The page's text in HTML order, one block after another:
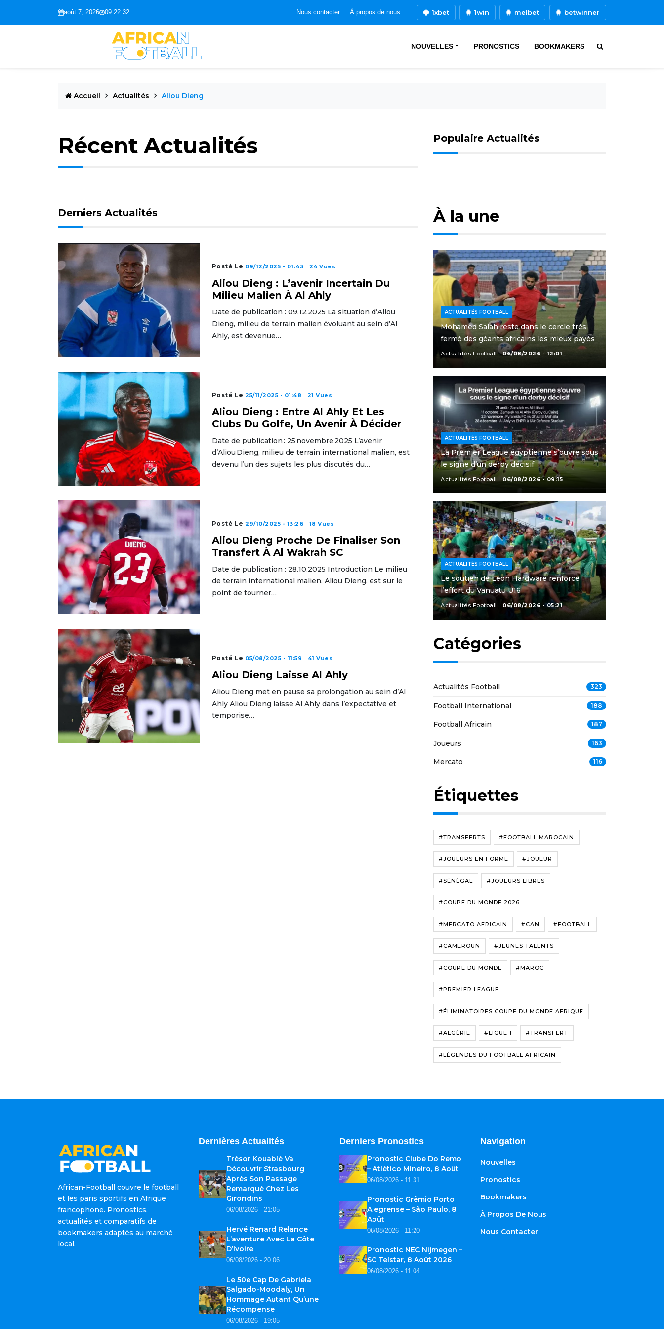
août 7, 2026 09:22:33 Nous contacter À propos de nous 1xbet 1win melbet betwinner
NOUVELLES PRONOSTICS BOOKMAKERS
Accueil Actualités Aliou Dieng
Récent Actualités Populaire Actualités
Derniers Actualités
Posté Le 09/12/2025 - 01:43 24 Vues
Aliou Dieng : L’avenir Incertain Du
Milieu Malien À Al Ahly
Date de publication : 09.12.2025 La situation d’Aliou
Dieng, milieu de terrain malien évoluant au sein d’Al
Ahly, est devenue…
Posté Le25/11/2025 - 01:48 21 Vues
Aliou Dieng : Entre Al Ahly Et Les
Clubs Du Golfe, Un Avenir À Décider
Date de publication : 25 novembre 2025 L’avenir
d’Aliou Dieng, milieu de terrain international malien, est
devenu l’un des sujets les plus discutés du…
Posté Le29/10/2025 - 13:26 18 Vues
Aliou Dieng Proche De Finaliser Son
Transfert À Al Wakrah SC
Date de publication : 28.10.2025 Introduction Le milieu
de terrain international malien, Aliou Dieng, est sur le
point de tourner…
Posté Le 05/08/2025 - 11:59 41 Vues
Aliou Dieng Laisse Al Ahly
Aliou Dieng met en pause sa prolongation au sein d’Al
Ahly Aliou Dieng laisse Al Ahly dans l’expectative et
temporise…
À la une
ACTUALITÉS FOOTBALL
Mohamed Salah reste dans le cercle très
fermé des géants africains les mieux payés
Actualités Football 06/08/2026 - 12:01
ACTUALITÉS FOOTBALL
La Premier League égyptienne s’ouvre sous
le signe d’un derby décisif
Actualités Football 06/08/2026 - 09:15
ACTUALITÉS FOOTBALL
Le soutien de Leon Hardware renforce
l’effort du Vanuatu U16
Actualités Football 06/08/2026 - 05:21
Catégories
Actualités Football 323
Football International 188
Football Africain 187
Joueurs 163
Mercato 116
Étiquettes
#TRANSFERTS #FOOTBALL MAROCAIN
#JOUEURS EN FORME #JOUEUR
#SÉNÉGAL #JOUEURS LIBRES
#COUPE DU MONDE 2026
#MERCATO AFRICAIN #CAN #FOOTBALL
#CAMEROUN #JEUNES TALENTS
#COUPE DU MONDE #MAROC
#PREMIER LEAGUE
#ÉLIMINATOIRES COUPE DU MONDE AFRIQUE
#ALGÉRIE #LIGUE 1 #TRANSFERT
#LÉGENDES DU FOOTBALL AFRICAIN
African-Football couvre le football
et les paris sportifs en Afrique
francophone. Pronostics,
actualités et comparatifs de
bookmakers adaptés au marché
local.
Dernières Actualités
Trésor Kouablé Va
Découvrir Strasbourg
Après Son Passage
Remarqué Chez Les
Girondins
06/08/2026 - 21:05
Hervé Renard Relance
L’aventure Avec La Côte
D’Ivoire
06/08/2026 - 20:06
Le 50e Cap De Gabriela
Salgado-Moodaly, Un
Hommage Autant Qu’une
Récompense
06/08/2026 - 19:05
Derniers Pronostics
Pronostic Clube Do Remo
– Atlético Mineiro, 8 Août
06/08/2026 - 11:31
Pronostic Grêmio Porto
Alegrense – São Paulo, 8
Août
06/08/2026 - 11:20
Pronostic NEC Nijmegen –
SC Telstar, 8 Août 2026
06/08/2026 - 11:04
Navigation
Nouvelles
Pronostics
Bookmakers
À Propos De Nous
Nous Contacter